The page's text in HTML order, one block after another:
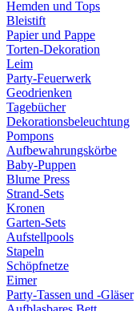
Hemden und Tops
Bleistift
Papier und Pappe
Torten-Dekoration
Leim
Party-Feuerwerk
Geodrienken
Tagebücher
Dekorationsbeleuchtung
Pompons
Aufbewahrungskörbe
Baby-Puppen
Blume Press
Strand-Sets
Kronen
Garten-Sets
Aufstellpools
Stapeln
Schöpfnetze
Eimer
Party-Tassen und -Gläser